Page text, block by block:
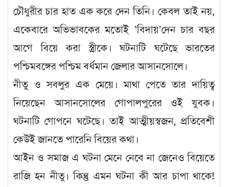
চৌধুরীর চার হাত এক করে দেন তিনি। কেবল তাই নয়,
একেবারে অভিভাবকের মতোই ‘বিদায়’দেন চার বছর
আগে বিয়ে করা স্ত্রীকে। ঘটনাটি ঘটেছে ভারতের
পশ্চিমবঙ্গের পশ্চিম বর্ধমান জেলার আসানসোলে।
নীতু ও সবলুর এক মেয়ে। মাথা পেতে তার দায়িত্ব
নিয়েছেন আসানসোলের গোপালপুরের ওই যুবক।
ঘটনাটি গোপনে ঘটেছে। তাই আত্মীয়স্বজন, প্রতিবেশী
কেউই জানতে পারেনি বিয়ের কথা।
আইন ও সমাজ এ ঘটনা মেনে নেবে না জেনেও বিয়েতে
রাজি হন নীতু। কিন্তু এমন ঘটনা কী আর চাপা থাকে!